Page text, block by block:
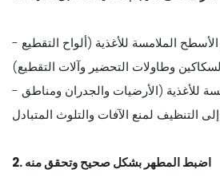
- يجب تنظيف وتعقيم الأسطح الملامسة للأغذية (ألواح التقطيع
- لا تزال الأسطح غير الملامسة للأغذية (الأرضيات والجدران ومناطق
2. اضبط المطهر بشكل صحيح وتحقق منه